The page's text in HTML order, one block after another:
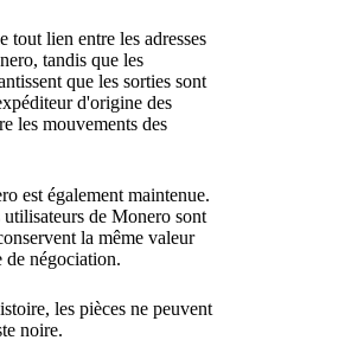
tout lien entre les adresses
tandis que les
que les sorties sont
d'origine des
les mouvements des
est également maintenue.
de Monero sont
la même valeur
négociation.
les pièces ne peuvent
noire.